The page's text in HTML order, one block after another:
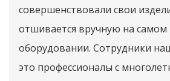
совершенствовали свои
отшивается вручную на
оборудовании. Сотрудники
это профессионалы с